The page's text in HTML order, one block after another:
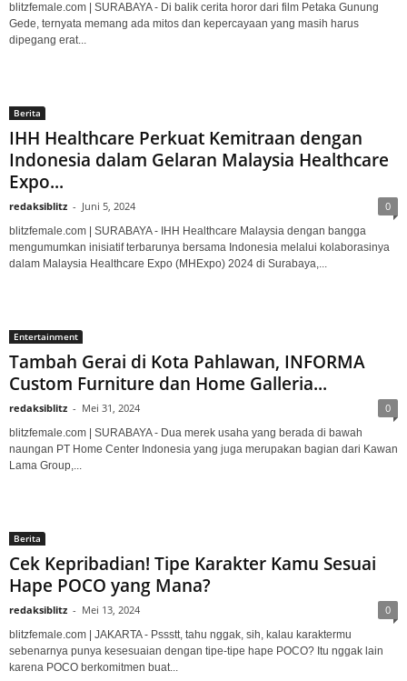
blitzfemale.com | SURABAYA - Di balik cerita horor dari film Petaka Gunung
Gede, ternyata memang ada mitos dan kepercayaan yang masih harus
dipegang erat...
Berita
IHH Healthcare Perkuat Kemitraan dengan
Indonesia dalam Gelaran Malaysia Healthcare
Expo...
redaksiblitz - Juni 5, 2024 0
blitzfemale.com | SURABAYA - IHH Healthcare Malaysia dengan bangga
mengumumkan inisiatif terbarunya bersama Indonesia melalui kolaborasinya
dalam Malaysia Healthcare Expo (MHExpo) 2024 di Surabaya,...
Entertainment
Tambah Gerai di Kota Pahlawan, INFORMA
Custom Furniture dan Home Galleria...
redaksiblitz - Mei 31, 2024 0
blitzfemale.com | SURABAYA - Dua merek usaha yang berada di bawah
naungan PT Home Center Indonesia yang juga merupakan bagian dari Kawan
Lama Group,...
Berita
Cek Kepribadian! Tipe Karakter Kamu Sesuai
Hape POCO yang Mana?
redaksiblitz - Mei 13, 2024 0
blitzfemale.com | JAKARTA - Pssstt, tahu nggak, sih, kalau karaktermu
sebenarnya punya kesesuaian dengan tipe-tipe hape POCO? Itu nggak lain
karena POCO berkomitmen buat...